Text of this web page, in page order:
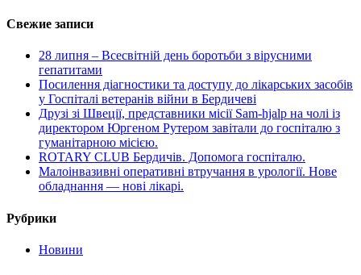
Свежие записи
28 липня – Всесвітній день боротьби з вірусними
гепатитами
Посилення діагностики та доступу до лікарських засобів
у Госпіталі ветеранів війни в Бердичеві
Друзі зі Швеції, представники місії Sam-hjalp на чолі із
директором Юргеном Рутером завітали до госпіталю з
гуманітарною місією.
ROTARY CLUB Бердичів. Допомога госпіталю.
Малоінвазивні оперативні втручання в урології. Нове
обладнання — нові лікарі.
Рубрики
Новини